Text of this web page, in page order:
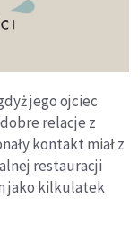
jego ojciec
relacje z
kontakt miał z
restauracji
jako kilkulatek